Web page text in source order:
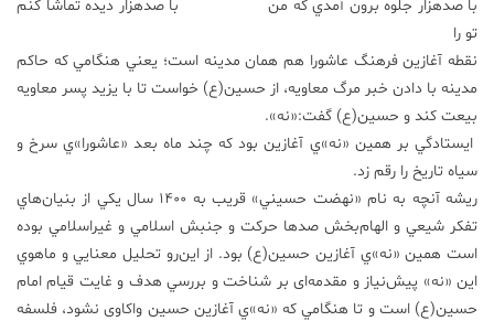
با صدهزار جلوه برون آمدي كه من با صدهزار ديده تماشا كنم
تو را
نقطه آغازین فرهنگ عاشورا هم همان مدینه است؛ يعني هنگامي كه حاكم
مدينه با دادن خبر مرگ معاويه، از حسين(ع) خواست تا با يزيد پسر معاويه
بيعت كند و حسين(ع) گفت:«نه».
ايستادگي بر همين «نه»ي آغازين بود كه چند ماه بعد «عاشورا»‌ي سرخ و
سیاه تاريخ را رقم زد.
ريشه آنچه به نام «نهضت حسيني» قريب به 1400 سال يكي از بنيان‌هاي
تفكر شيعي و الهام‌بخش صدها حركت و جنبش اسلامي و غير‌اسلامي بوده
است همين «نه»ي آغازين حسين(ع) بود. از اين‌رو تحليل معنايي و ماهوي
اين «نه» پيش‌نياز و مقدمه‌ای بر شناخت و بررسي هدف و غايت قيام امام
حسين(ع) است و تا هنگامي كه «نه»ي آغازين حسين واكاوی نشود، فلسفه